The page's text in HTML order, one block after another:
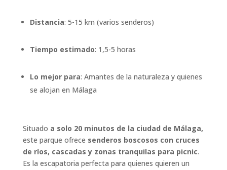
Distancia: 5-15 km (varios senderos)
Tiempo estimado: 1,5-5 horas
Lo mejor para: Amantes de la naturaleza y quienes
se alojan en Málaga
Situado a solo 20 minutos de la ciudad de Málaga,
este parque ofrece senderos boscosos con cruces
de ríos, cascadas y zonas tranquilas para picnic.
Es la escapatoria perfecta para quienes quieren un